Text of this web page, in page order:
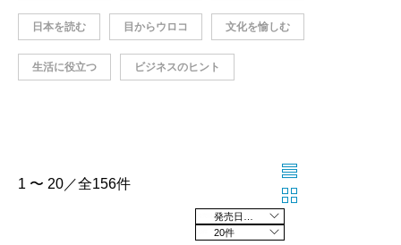
日本を読む 目からウロコ 文化を愉しむ
生活に役立つ ビジネスのヒント
1 〜 20／全156件
20件